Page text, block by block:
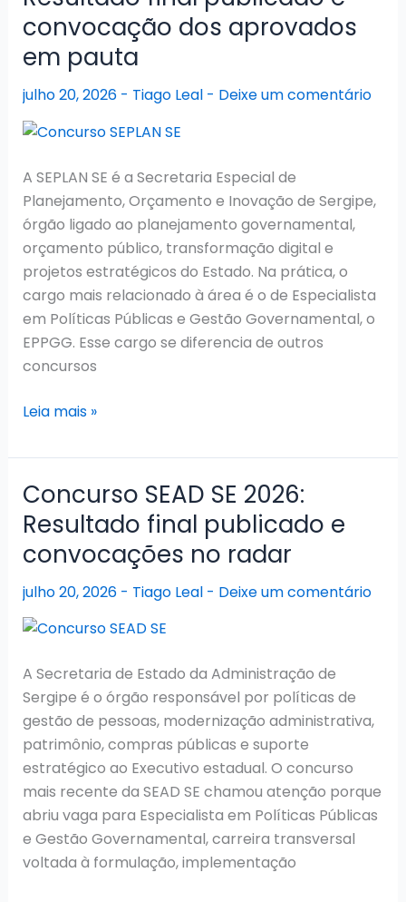
até
2027
e
convocações
em
andamento
convocação dos aprovados
em pauta
julho 20, 2026 - Tiago Leal - Deixe um comentário
A SEPLAN SE é a Secretaria Especial de
Planejamento, Orçamento e Inovação de Sergipe,
órgão ligado ao planejamento governamental,
orçamento público, transformação digital e
projetos estratégicos do Estado. Na prática, o
cargo mais relacionado à área é o de Especialista
em Políticas Públicas e Gestão Governamental, o
EPPGG. Esse cargo se diferencia de outros
concursos
Concurso
SE
2026:
Resultado
final
publicado
convocação
dos
em
pauta
Leia mais »
Concurso SEAD SE 2026:
Resultado final publicado e
convocações no radar
julho 20, 2026 - Tiago Leal - Deixe um comentário
A Secretaria de Estado da Administração de
Sergipe é o órgão responsável por políticas de
gestão de pessoas, modernização administrativa,
patrimônio, compras públicas e suporte
estratégico ao Executivo estadual. O concurso
mais recente da SEAD SE chamou atenção porque
abriu vaga para Especialista em Políticas Públicas
e Gestão Governamental, carreira transversal
voltada à formulação, implementação